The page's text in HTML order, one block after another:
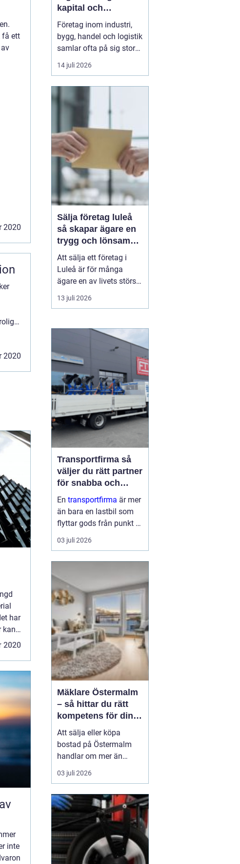
få ett
2020
2020
har
kan
2020
inte
kapital och
lagerutrymme
Företag inom industri,
bygg, handel och logistik
samlar ofta på sig stora
mängder lastpallar. De
tar plats, binder kapital
Genom att
lastpallar
14 juli 2026
Sälja företag luleå
så skapar ägare en
trygg och lönsam
affär
Att sälja ett företag i
Luleå är för många
ägare en av livets största
affärer. Beslutet rymmer
både känslor och hårda
uppbyggda
kundrelationer och
personalansvar ska
omvandlas till en trygg
köpeskilling och en
hållbar framtid för...
13 juli 2026
Transportfirma så
väljer du rätt partner
för snabba och
trygga leveranser
En transportfirma är mer
än bara en lastbil som
flyttar gods från punkt A
till punkt B. Rätt partner
påverkar din
och till och med ditt
varumärke. När tiderna
är pressade, kunder...
03 juli 2026
Mäklare Östermalm
– så hittar du rätt
kompetens för din
bostadsaffär
Att sälja eller köpa
bostad på Östermalm
handlar om mer än
kvadratmeter och
adress. Området har en
förväntningar och en
mycket aktiv marknad.
Därför blir valet av
Mäk...
03 juli 2026